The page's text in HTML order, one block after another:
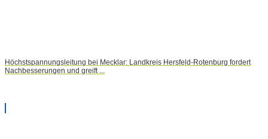
Höchstspannungsleitung bei Mecklar: Landkreis Hersfeld-Rotenburg fordert
Nachbesserungen und greift ...